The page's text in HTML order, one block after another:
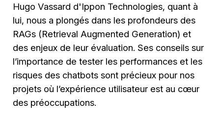
Hugo Vassard d'Ippon Technologies, quant à
lui, nous a plongés dans les profondeurs des
RAGs (Retrieval Augmented Generation) et
des enjeux de leur évaluation. Ses conseils sur
l’importance de tester les performances et les
risques des chatbots sont précieux pour nos
projets où l’expérience utilisateur est au cœur
des préoccupations.